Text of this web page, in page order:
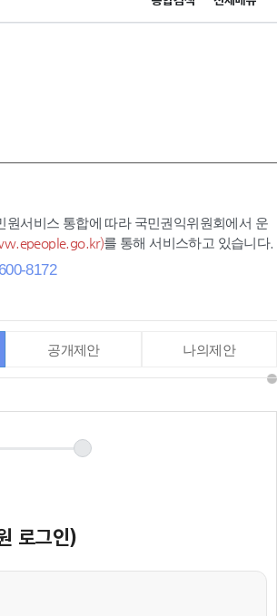
전자정부 누리집입니다.
원서비스 통합에 따라 국민권익위원회에서 운
를 통해 서비스하고 있습니다.
8172
공개제안 나의제안